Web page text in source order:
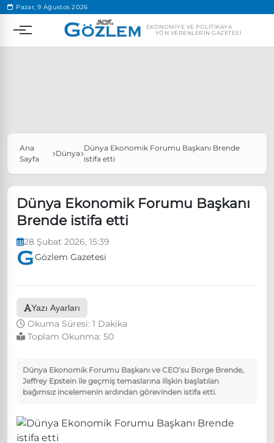
Pazar, 9 Ağustos 2026
EKONOMIYE VE POLITIKAYA
YÖN VERENLERIN GAZETESI
Popüler Aramalar
Özgür Özel, Ekrem İmamoğlu’nu ziyaret edecek
Ünlü çift bir etkinliğe daha katılmama kararı aldı
Boykot
Ana
Sayfa
Dünya
Dünya Ekonomik Forumu Başkanı Brende
istifa etti
Dünya Ekonomik Forumu Başkanı
Brende istifa etti
28 Şubat 2026, 15:39
Gözlem Gazetesi
Yazı Ayarları
Okuma Süresi: 1 Dakika
Toplam Okunma: 50
Dünya Ekonomik Forumu Başkanı ve CEO’su Borge Brende,
Jeffrey Epstein ile geçmiş temaslarına ilişkin başlatılan
bağımsız incelemenin ardından görevinden istifa etti.